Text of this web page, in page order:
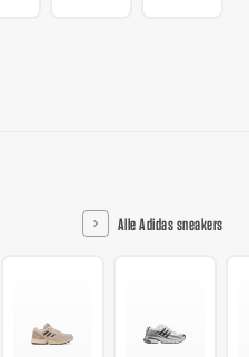
Alle Adidas sneakers